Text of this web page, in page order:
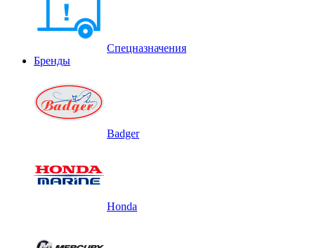
Спецназначения
Бренды
Badger
Honda